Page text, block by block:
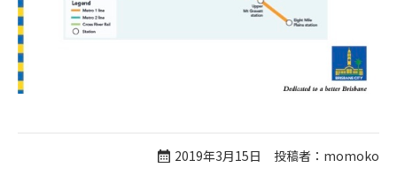
2019年3月15日 投稿者：momoko